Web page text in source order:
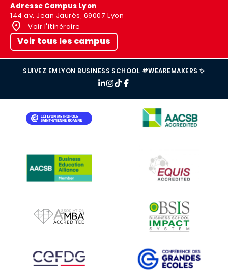
Adresse Campus Lyon
144 av. Jean Jaurès, 69007 Lyon
Voir l'itinéraire
Voir tous les campus
SUIVEZ EMLYON BUSINESS SCHOOL #WEAREMAKERS ✨
IMAGE
IMAGE
IMAGE
IMAGE